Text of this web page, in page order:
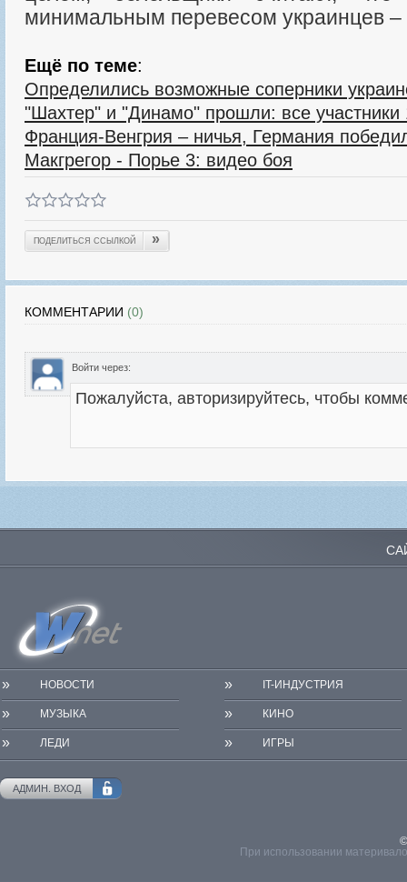
минимальным перевесом украинцев –
Ещё по теме:
Определились возможные соперники
"Шахтер" и "Динамо" прошли: все
Франция-Венгрия – ничья, Германия
Макгрегор - Порье 3: видео боя
ПОДЕЛИТЬСЯ ССЫЛКОЙ »
КОММЕНТАРИИ (0)
Войти через:
» НОВОСТИ » IT-ИНДУСТРИЯ
» МУЗЫКА » КИНО
» ЛЕДИ » ИГРЫ
АДМИН. ВХОД
При использовании